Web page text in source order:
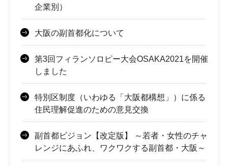
企業別）
大阪の副首都化について
第3回フィランソロピー大会OSAKA2021を開催
しました
特別区制度（いわゆる「大阪都構想」）に係る
住民理解促進のための意見交換
副首都ビジョン【改定版】 ～若者・女性のチャ
レンジにあふれ、ワクワクする副首都・大阪～